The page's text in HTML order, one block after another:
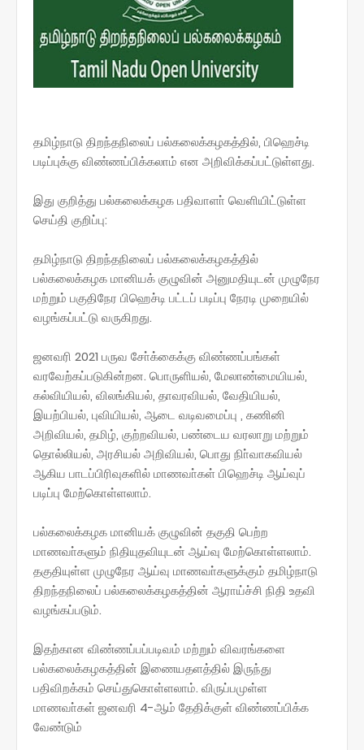
தமிழ்நாடு திறந்தநிலைப் பல்கலைக்கழகத்தில், பிஹெச்டி
படிப்புக்கு விண்ணப்பிக்கலாம் என அறிவிக்கப்பட்டுள்ளது.
இது குறித்து பல்கலைக்கழக பதிவாளா் வெளியிட்டுள்ள
செய்தி குறிப்பு:
தமிழ்நாடு திறந்தநிலைப் பல்கலைக்கழகத்தில்
பல்கலைக்கழக மானியக் குழுவின் அனுமதியுடன் முழுநேர
மற்றும் பகுதிநேர பிஹெச்டி பட்டப் படிப்பு நேரடி முறையில்
வழங்கப்பட்டு வருகிறது.
ஜனவரி 2021 பருவ சோ்க்கைக்கு விண்ணப்பங்கள்
வரவேற்கப்படுகின்றன. பொருளியல், மேலாண்மையியல்,
கல்வியியல், விலங்கியல், தாவரவியல், வேதியியல்,
இயற்பியல், புவியியல், ஆடை வடிவமைப்பு , கணினி
அறிவியல், தமிழ், குற்றவியல், பண்டைய வரலாறு மற்றும்
தொல்லியல், அரசியல் அறிவியல், பொது நிா்வாகவியல்
ஆகிய பாடப்பிரிவுகளில் மாணவா்கள் பிஹெச்டி ஆய்வுப்
படிப்பு மேற்கொள்ளலாம்.
பல்கலைக்கழக மானியக் குழுவின் தகுதி பெற்ற
மாணவா்களும் நிதியுதவியுடன் ஆய்வு மேற்கொள்ளலாம்.
தகுதியுள்ள முழுநேர ஆய்வு மாணவா்களுக்கும் தமிழ்நாடு
திறந்தநிலைப் பல்கலைக்கழகத்தின் ஆராய்ச்சி நிதி உதவி
வழங்கப்படும்.
இதற்கான விண்ணப்பப்படிவம் மற்றும் விவரங்களை
பல்கலைக்கழகத்தின் இணையதளத்தில் இருந்து
பதிவிறக்கம் செய்துகொள்ளலாம். விருப்பமுள்ள
மாணவா்கள் ஜனவரி 4-ஆம் தேதிக்குள் விண்ணப்பிக்க
வேண்டும்